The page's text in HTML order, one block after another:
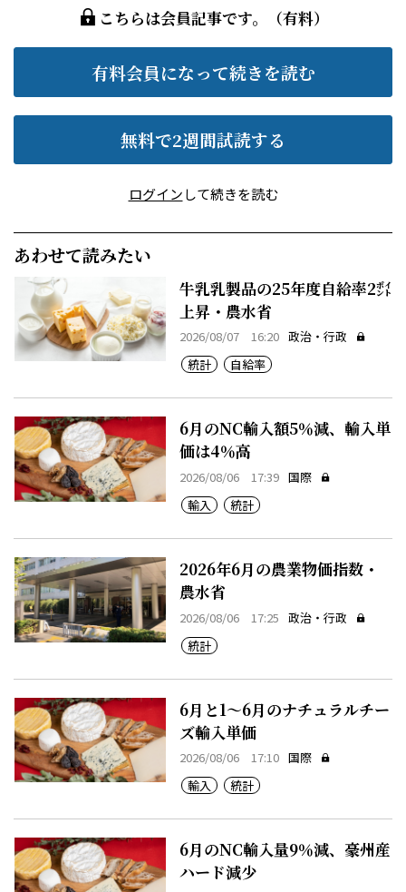
こちらは会員記事です。（有料）
有料会員になって続きを読む
無料で2週間試読する
ログインして続きを読む
あわせて読みたい
牛乳乳製品の25年度自給率2㌽
上昇・農水省
2026/08/07 16:20 政治・行政
統計
自給率
6月のNC輸入額5％減、輸入単
価は4％高
2026/08/06 17:39 国際
輸入
統計
2026年6月の農業物価指数・
農水省
2026/08/06 17:25 政治・行政
統計
6月と1～6月のナチュラルチー
ズ輸入単価
2026/08/06 17:10 国際
輸入
統計
6月のNC輸入量9％減、豪州産
ハード減少